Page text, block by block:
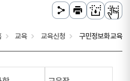
교육 교육신청 구민정보화교육